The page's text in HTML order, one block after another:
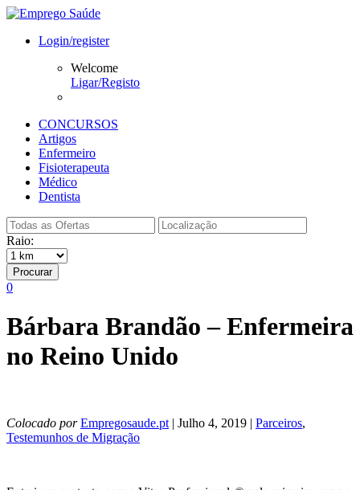
Login/register
Welcome
Ligar/Registo
CONCURSOS
Artigos
Enfermeiro
Fisioterapeuta
Médico
Dentista
Raio:
Procurar
0
Bárbara Brandão – Enfermeira
no Reino Unido
Colocado por Empregosaude.pt | Julho 4, 2019 | Parceiros,
Testemunhos de Migração